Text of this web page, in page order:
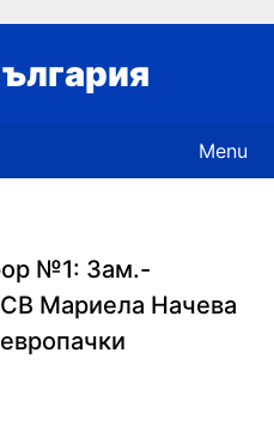
Menu
№1: Зам.-
Мариела Начева